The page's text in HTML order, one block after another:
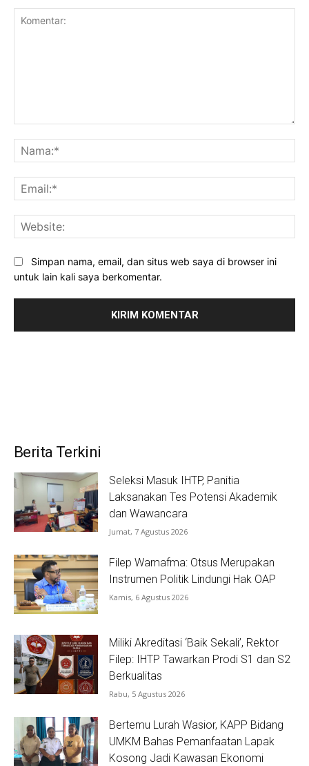
Simpan nama, email, dan situs web saya di browser ini
untuk lain kali saya berkomentar.
Berita Terkini
Seleksi Masuk IHTP, Panitia
Laksanakan Tes Potensi Akademik
dan Wawancara
Jumat, 7 Agustus 2026
Filep Wamafma: Otsus Merupakan
Instrumen Politik Lindungi Hak OAP
Kamis, 6 Agustus 2026
Miliki Akreditasi ‘Baik Sekali’, Rektor
Filep: IHTP Tawarkan Prodi S1 dan S2
Berkualitas
Rabu, 5 Agustus 2026
Bertemu Lurah Wasior, KAPP Bidang
UMKM Bahas Pemanfaatan Lapak
Kosong Jadi Kawasan Ekonomi